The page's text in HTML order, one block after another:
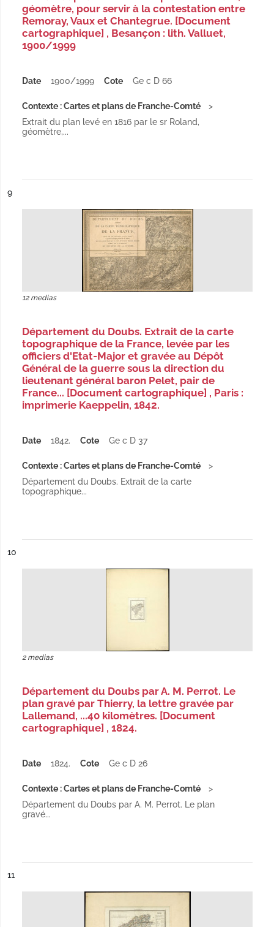
géomètre, pour servir à la contestation entre
Remoray, Vaux et Chantegrue. [Document
cartographique] , Besançon : lith. Valluet,
1900/1999
Date 1900/1999 Cote Ge c D 66
Contexte : Cartes et plans de Franche-Comté
Extrait du plan levé en 1816 par le sr Roland,
géomètre,...
n°
9
12 medias
Département du Doubs. Extrait de la carte
topographique de la France, levée par les
officiers d'Etat-Major et gravée au Dépôt
Général de la guerre sous la direction du
lieutenant général baron Pelet, pair de
France... [Document cartographique] , Paris :
imprimerie Kaeppelin, 1842.
Date 1842. Cote Ge c D 37
Contexte : Cartes et plans de Franche-Comté
Département du Doubs. Extrait de la carte
topographique...
n°
10
2 medias
Département du Doubs par A. M. Perrot. Le
plan gravé par Thierry, la lettre gravée par
Lallemand, ...40 kilomètres. [Document
cartographique] , 1824.
Date 1824. Cote Ge c D 26
Contexte : Cartes et plans de Franche-Comté
Département du Doubs par A. M. Perrot. Le plan
gravé...
n°
11